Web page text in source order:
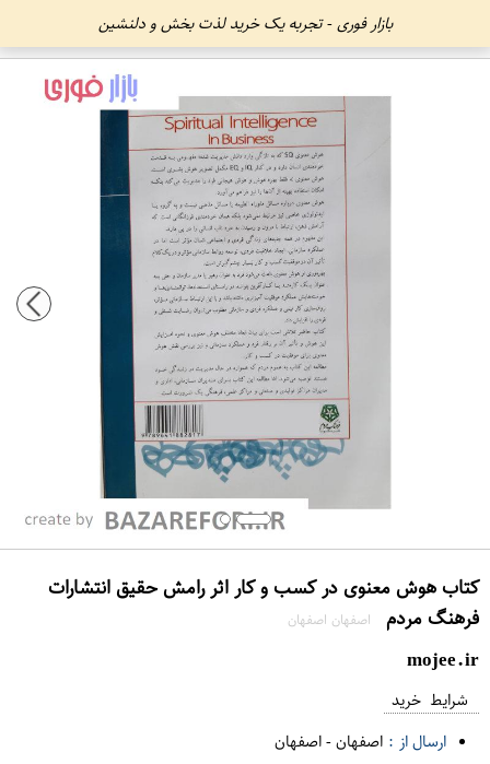
بازار فوری - تجربه یک خرید لذت بخش و دلنشین
کتاب هوش معنوی در کسب و کار اثر رامش حقیق انتشارات
فرهنگ مردم
اصفهان اصفهان
mojee.ir
شرایط خرید
ارسال از : اصفهان-اصفهان